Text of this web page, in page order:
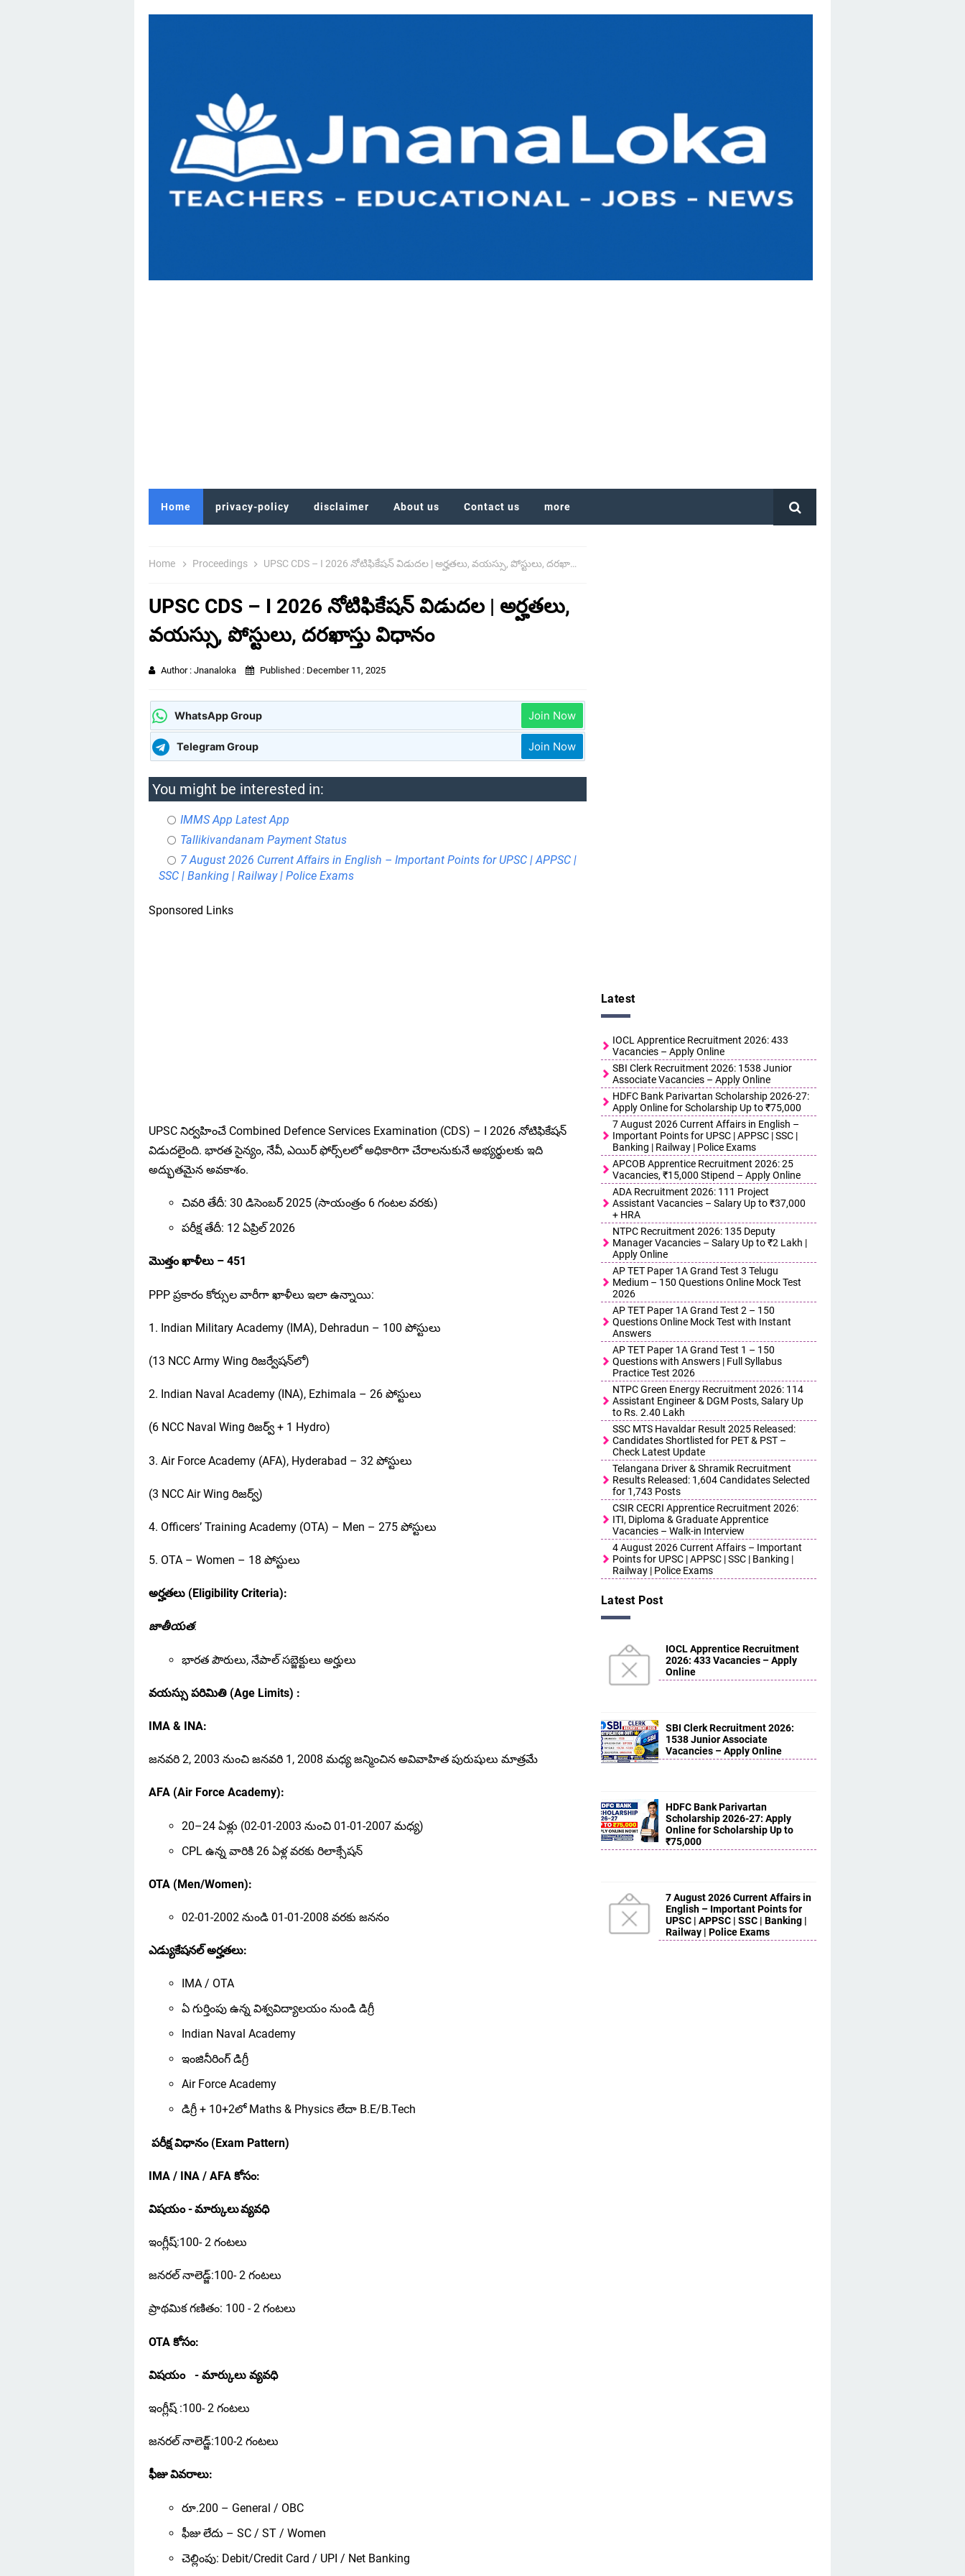
Home privacy-policy disclaimer About us Contact us more
Home Proceedings UPSC CDS – I 2026 నోటిఫికేషన్ విడుదల | అర్హతలు, వయస్సు, పోస్టులు, దరఖాస్తు విధానం
UPSC CDS – I 2026 నోటిఫికేషన్ విడుదల | అర్హతలు,
వయస్సు, పోస్టులు, దరఖాస్తు విధానం
Author : Jnanaloka Published : December 11, 2025
WhatsApp Group Join Now
Telegram Group Join Now
You might be interested in:
IMMS App Latest App
Tallikivandanam Payment Status
7 August 2026 Current Affairs in English – Important Points for UPSC | APPSC |
SSC | Banking | Railway | Police Exams
Sponsored Links
UPSC నిర్వహించే Combined Defence Services Examination (CDS) – I 2026 నోటిఫికేషన్
విడుదలైంది. భారత సైన్యం, నేవీ, ఎయిర్ ఫోర్స్‌లలో అధికారిగా చేరాలనుకునే అభ్యర్థులకు ఇది
అద్భుతమైన అవకాశం.
చివరి తేదీ: 30 డిసెంబర్ 2025 (సాయంత్రం 6 గంటల వరకు)
పరీక్ష తేదీ: 12 ఏప్రిల్ 2026
మొత్తం ఖాళీలు – 451
PPP ప్రకారం కోర్సుల వారీగా ఖాళీలు ఇలా ఉన్నాయి:
1. Indian Military Academy (IMA), Dehradun – 100 పోస్టులు
(13 NCC Army Wing రిజర్వేషన్‌లో)
2. Indian Naval Academy (INA), Ezhimala – 26 పోస్టులు
(6 NCC Naval Wing రిజర్వ్ + 1 Hydro)
3. Air Force Academy (AFA), Hyderabad – 32 పోస్టులు
(3 NCC Air Wing రిజర్వ్)
4. Officers’ Training Academy (OTA) – Men – 275 పోస్టులు
5. OTA – Women – 18 పోస్టులు
అర్హతలు (Eligibility Criteria):
జాతీయత:
భారత పౌరులు, నేపాల్ సబ్జెక్టులు అర్హులు
వయస్సు పరిమితి (Age Limits) :
IMA & INA:
జనవరి 2, 2003 నుంచి జనవరి 1, 2008 మధ్య జన్మించిన అవివాహిత పురుషులు మాత్రమే
AFA (Air Force Academy):
20–24 ఏళ్లు (02-01-2003 నుంచి 01-01-2007 మధ్య)
CPL ఉన్న వారికి 26 ఏళ్ల వరకు రిలాక్సేషన్
OTA (Men/Women):
02-01-2002 నుండి 01-01-2008 వరకు జననం
ఎడ్యుకేషనల్ అర్హతలు:
IMA / OTA
ఏ గుర్తింపు ఉన్న విశ్వవిద్యాలయం నుండి డిగ్రీ
Indian Naval Academy
ఇంజినీరింగ్ డిగ్రీ
Air Force Academy
డిగ్రీ + 10+2లో Maths & Physics లేదా B.E/B.Tech
పరీక్ష విధానం (Exam Pattern)
IMA / INA / AFA కోసం:
విషయం -మార్కులువ్యవధి
ఇంగ్లీష్:100- 2 గంటలు
జనరల్ నాలెడ్జ్:100- 2 గంటలు
ప్రాథమిక గణితం: 100 - 2 గంటలు
OTA కోసం:
విషయం - మార్కులు వ్యవధి
ఇంగ్లీష్ :100- 2 గంటలు
జనరల్ నాలెడ్జ్:100-2 గంటలు
ఫీజు వివరాలు:
రూ.200 – General / OBC
ఫీజు లేదు – SC / ST / Women
చెల్లింపు: Debit/Credit Card / UPI / Net Banking
Latest
IOCL Apprentice Recruitment 2026: 433
Vacancies – Apply Online
SBI Clerk Recruitment 2026: 1538 Junior
Associate Vacancies – Apply Online
HDFC Bank Parivartan Scholarship 2026-27:
Apply Online for Scholarship Up to ₹75,000
7 August 2026 Current Affairs in English –
Important Points for UPSC | APPSC | SSC |
Banking | Railway | Police Exams
APCOB Apprentice Recruitment 2026: 25
Vacancies, ₹15,000 Stipend – Apply Online
ADA Recruitment 2026: 111 Project
Assistant Vacancies – Salary Up to ₹37,000
+ HRA
NTPC Recruitment 2026: 135 Deputy
Manager Vacancies – Salary Up to ₹2 Lakh |
Apply Online
AP TET Paper 1A Grand Test 3 Telugu
Medium – 150 Questions Online Mock Test
2026
AP TET Paper 1A Grand Test 2 – 150
Questions Online Mock Test with Instant
Answers
AP TET Paper 1A Grand Test 1 – 150
Questions with Answers | Full Syllabus
Practice Test 2026
NTPC Green Energy Recruitment 2026: 114
Assistant Engineer & DGM Posts, Salary Up
to Rs. 2.40 Lakh
SSC MTS Havaldar Result 2025 Released:
Candidates Shortlisted for PET & PST –
Check Latest Update
Telangana Driver & Shramik Recruitment
Results Released: 1,604 Candidates Selected
for 1,743 Posts
CSIR CECRI Apprentice Recruitment 2026:
ITI, Diploma & Graduate Apprentice
Vacancies – Walk-in Interview
4 August 2026 Current Affairs – Important
Points for UPSC | APPSC | SSC | Banking |
Railway | Police Exams
Latest Post
IOCL Apprentice Recruitment
2026: 433 Vacancies – Apply
Online
SBI Clerk Recruitment 2026:
1538 Junior Associate
Vacancies – Apply Online
HDFC Bank Parivartan
Scholarship 2026-27: Apply
Online for Scholarship Up to
₹75,000
7 August 2026 Current Affairs in
English – Important Points for
UPSC | APPSC | SSC | Banking |
Railway | Police Exams